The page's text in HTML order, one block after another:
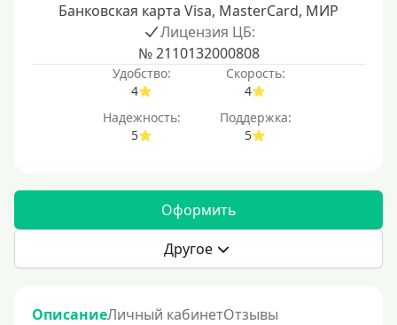
Банковская карта Visa, MasterCard, МИР
Лицензия ЦБ:
№ 2110132000808
Удобство:
4
Скорость:
4
Надежность:
5
Поддержка:
5
Оформить
Другое
ОписаниеЛичный кабинетОтзывы